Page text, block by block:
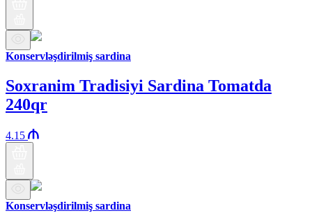
Konservləşdirilmiş sardina
Soxranim Tradisiyi Sardina Tomatda
240qr
4.15
Konservləşdirilmiş sardina